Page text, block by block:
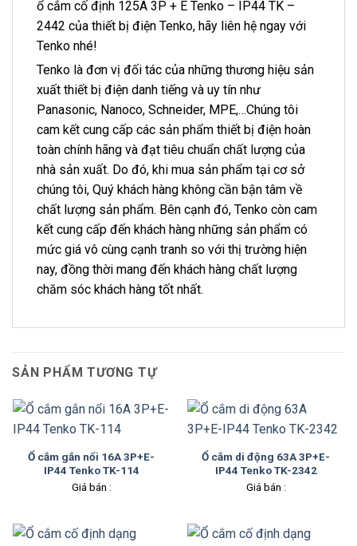
ổ cắm cố định 125A 3P + E Tenko – IP44 TK –
2442 của thiết bị điện Tenko, hãy liên hệ ngay với
Tenko nhé!
Tenko là đơn vị đối tác của những thương hiệu sản
xuất thiết bị điện danh tiếng và uy tín như
Panasonic, Nanoco, Schneider, MPE,…Chúng tôi
cam kết cung cấp các sản phẩm thiết bị điện hoàn
toàn chính hãng và đạt tiêu chuẩn chất lượng của
nhà sản xuất. Do đó, khi mua sản phẩm tại cơ sở
chúng tôi, Quý khách hàng không cần bận tâm về
chất lượng sản phẩm. Bên cạnh đó, Tenko còn cam
kết cung cấp đến khách hàng những sản phẩm có
mức giá vô cùng cạnh tranh so với thị trường hiện
nay, đồng thời mang đến khách hàng chất lượng
chăm sóc khách hàng tốt nhất.
SẢN PHẨM TƯƠNG TỰ
Ổ cắm gắn nổi 16A 3P+E-
IP44 Tenko TK-114
Giá bán :
Ổ cắm di động 63A 3P+E-
IP44 Tenko TK-2342
Giá bán :